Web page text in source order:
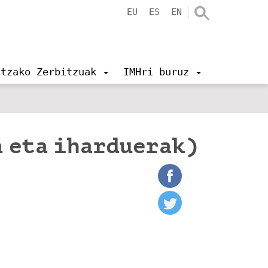
EU ES EN
Zerbitzuak IMHri buruz
eta iharduerak)